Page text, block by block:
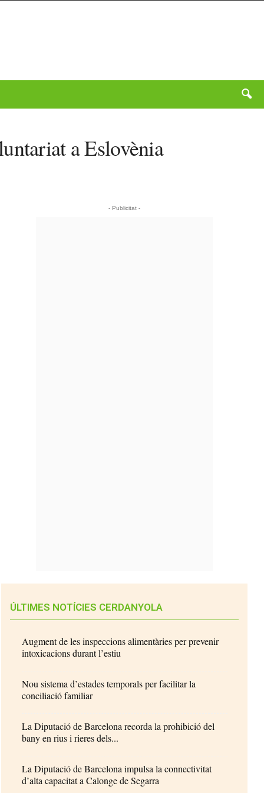
a Eslovènia
- Publicitat -
ÚLTIMES NOTÍCIES CERDANYOLA
Augment de les inspeccions alimentàries per prevenir
intoxicacions durant l’estiu
Nou sistema d’estades temporals per facilitar la
conciliació familiar
La Diputació de Barcelona recorda la prohibició del
bany en rius i rieres dels...
La Diputació de Barcelona impulsa la connectivitat
d’alta capacitat a Calonge de Segarra